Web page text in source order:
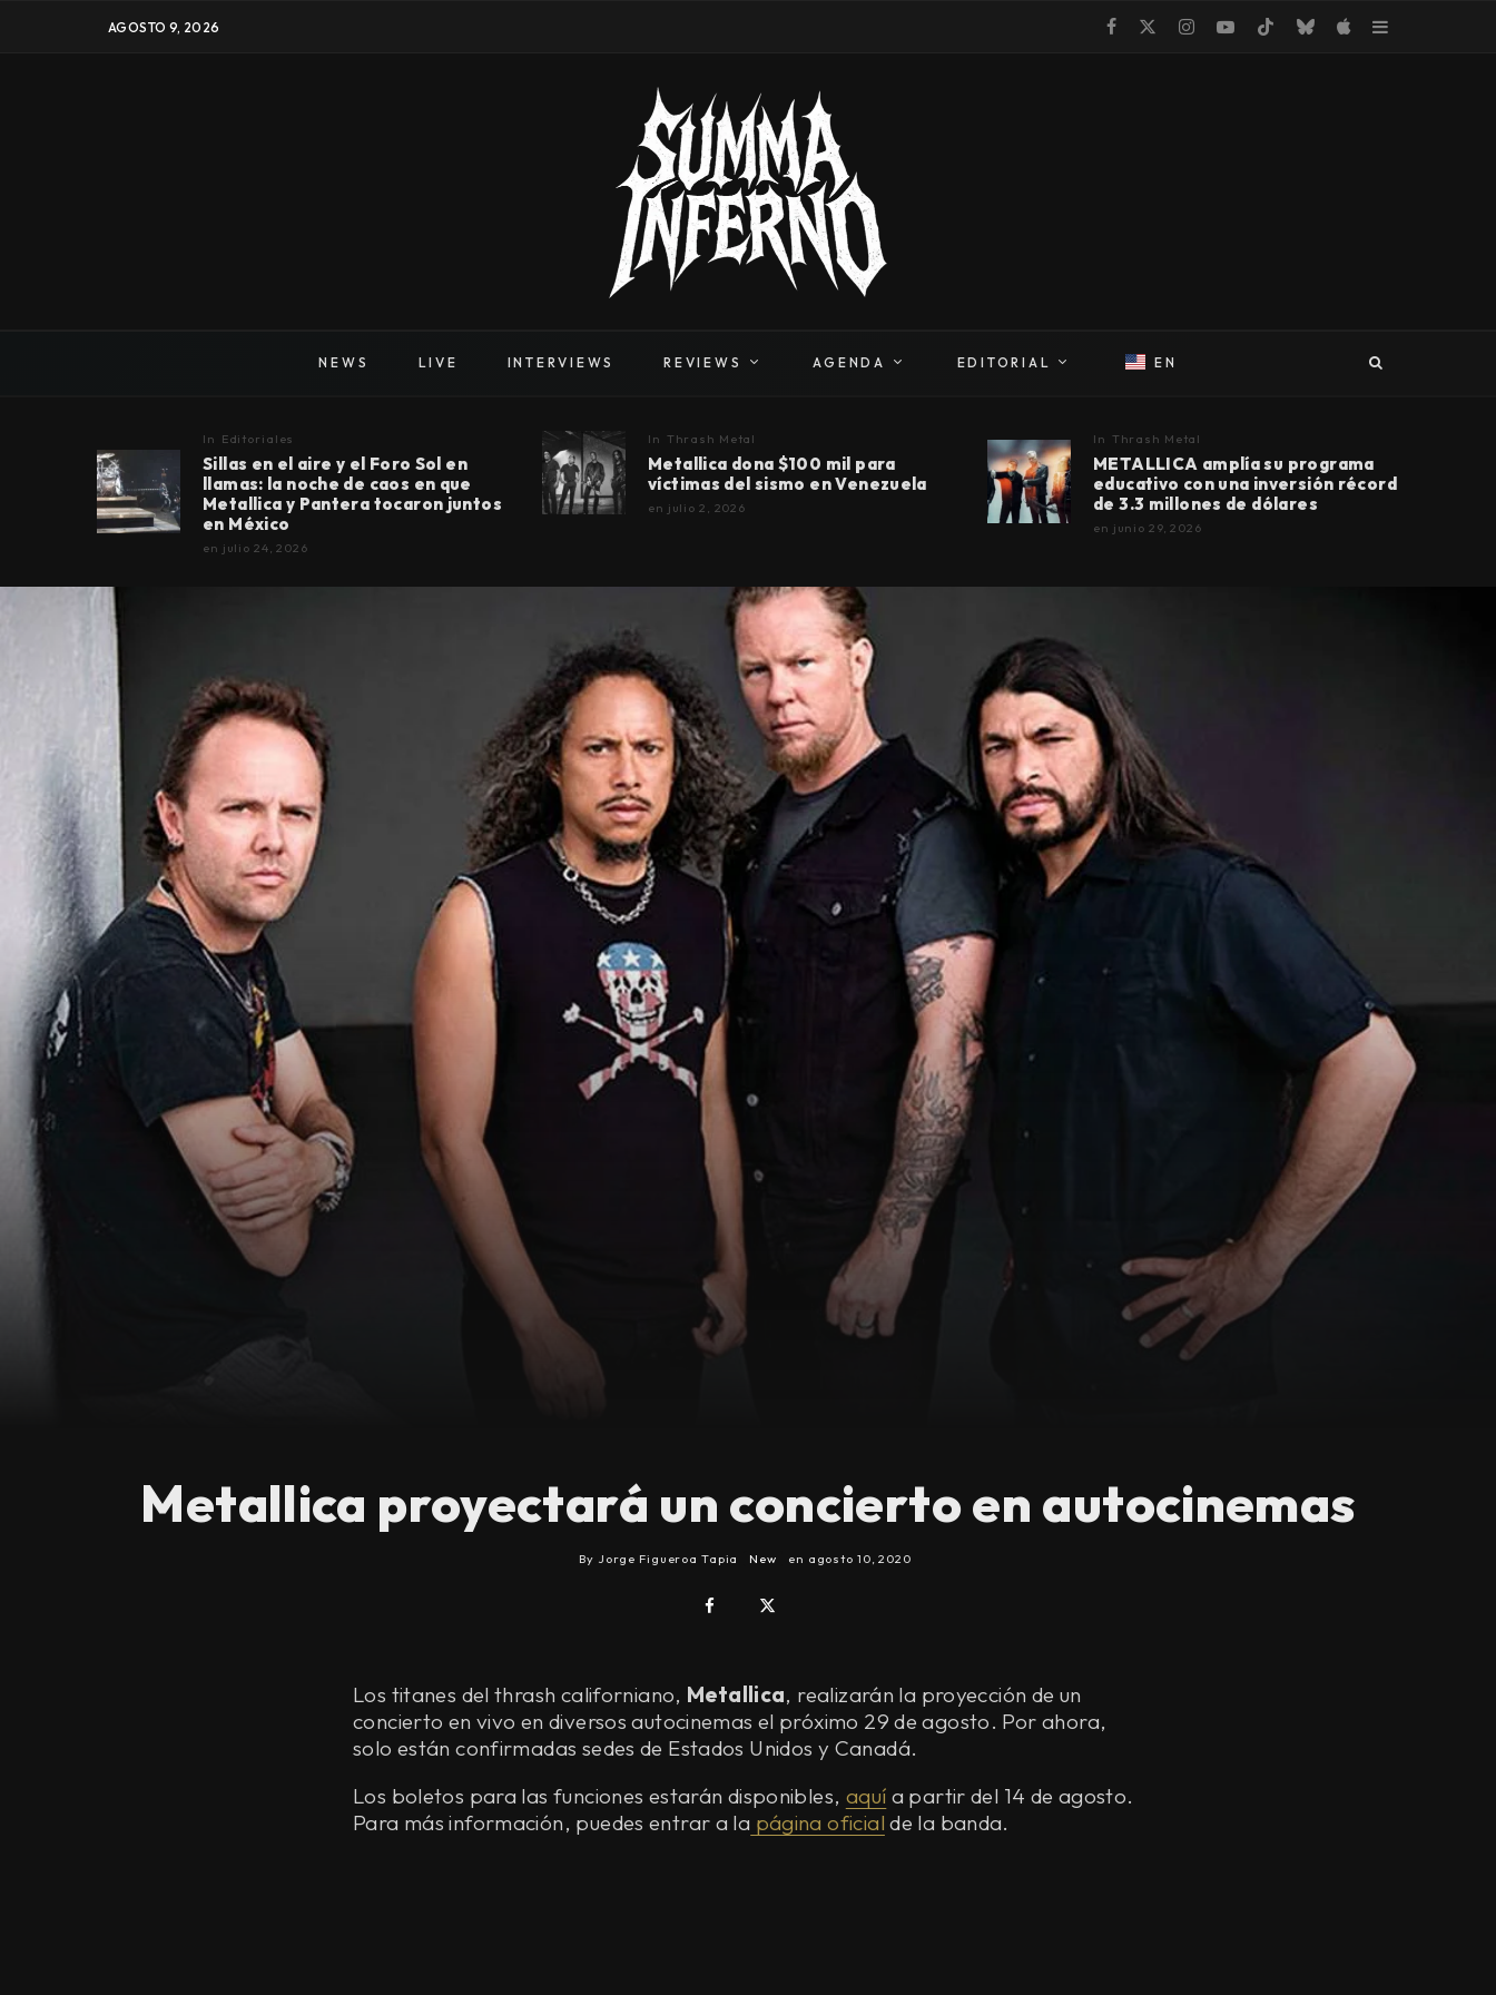
AGOSTO 9, 2026
NEWS LIVE INTERVIEWS REVIEWS AGENDA EDITORIAL EN
In Editoriales
Sillas en el aire y el Foro Sol en
llamas: la noche de caos en que
Metallica y Pantera tocaron juntos
en México
en julio 24, 2026
In Thrash Metal
Metallica dona $100 mil para
víctimas del sismo en Venezuela
en julio 2, 2026
In Thrash Metal
METALLICA amplía su programa
educativo con una inversión récord
de 3.3 millones de dólares
en junio 29, 2026
Metallica proyectará un concierto en autocinemas
By Jorge Figueroa Tapia New en agosto 10, 2020
Los titanes del thrash californiano, Metallica, realizarán la proyección de un
concierto en vivo en diversos autocinemas el próximo 29 de agosto. Por ahora,
solo están confirmadas sedes de Estados Unidos y Canadá.
Los boletos para las funciones estarán disponibles, aquí a partir del 14 de agosto.
Para más información, puedes entrar a la página oficial de la banda.